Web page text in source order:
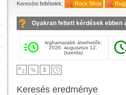
Keresési feltételek: Rock Shox
Gyakran feltett kérdések ebben
leghamarabb átvehetők:
2026. augusztus 12.
(szerda)
Keresés eredménye